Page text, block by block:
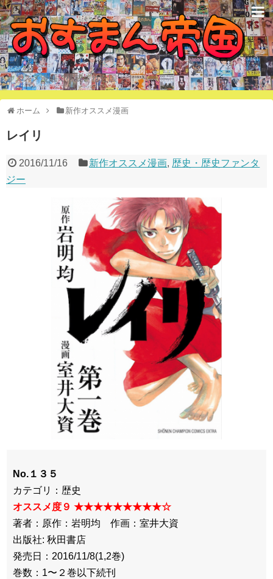
オススメ漫画で構成された国
ホーム 新作オススメ漫画
レイリ
2016/11/16 新作オススメ漫画, 歴史・歴史ファンタ
ジー
No.１３５
カテゴリ：歴史
オススメ度９ ★★★★★★★★★☆
著者：原作：岩明均 作画：室井大資
出版社: 秋田書店
発売日：2016/11/8(1,2巻)
巻数：1〜２巻以下続刊